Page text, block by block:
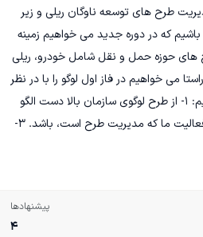
طرح های توسعه ناوگان ریلی و زیر
که در دوره جدید می خواهیم زمینه
های حوزه حمل و نقل شامل خودرو، ریلی
می خواهیم در فاز اول لوگو را با در نظر
گرفتن الزامات زیر باز طراحی کنیم: 1- از طرح لوگوی سازمان بالا دست الگو
گرفته شود. 2- بیانگر تم اصلی فعالیت ما که مدیریت طرح است، باشد. 3-
پیشنهادها
4